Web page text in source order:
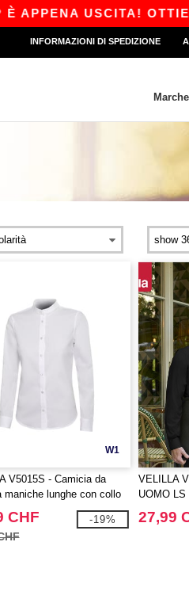
USCITA!
INFORMAZIONI DI SPEDIZIONE
Marche
W1
V5015S - Camicia da
maniche lunghe con collo
CHF -19%
VELILLA
UOMO LS
27,99